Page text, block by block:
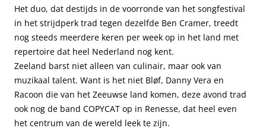
Het duo, dat destijds in de voorronde van het songfestival
in het strijdperk trad tegen dezelfde Ben Cramer, treedt
nog steeds meerdere keren per week op in het land met
repertoire dat heel Nederland nog kent.
Zeeland barst niet alleen van culinair, maar ook van
muzikaal talent. Want is het niet Bløf, Danny Vera en
Racoon die van het Zeeuwse land komen, deze avond trad
ook nog de band COPYCAT op in Renesse, dat heel even
het centrum van de wereld leek te zijn.